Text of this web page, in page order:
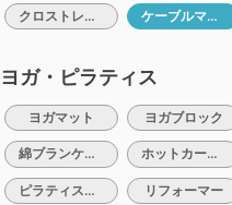
クロストレーナー ケーブルマシン
ヨガ・ピラティス
ヨガマット ヨガブロック
綿ブランケット ホットカーペット
ピラティスリング リフォーマー